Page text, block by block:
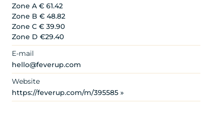
Zone A € 61.42
Zone B € 48.82
Zone C € 39.90
Zone D €29.40
E-mail
hello@feverup.com
Website
https://feverup.com/m/395585 »